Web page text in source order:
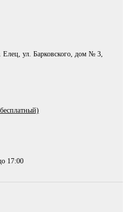
Елец, ул. Барковского, дом № 3,
17:00